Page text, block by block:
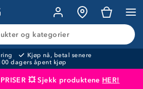
og kategorier
Kjøp nå, betal senere
dagers åpent kjøp
💥 Sjekk produktene HER!